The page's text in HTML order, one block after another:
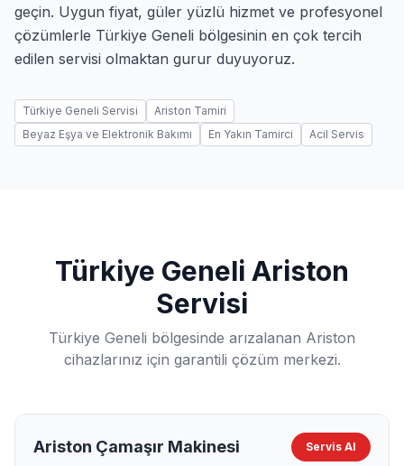
geçin. Uygun fiyat, güler yüzlü hizmet ve profesyonel
çözümlerle Türkiye Geneli bölgesinin en çok tercih
edilen servisi olmaktan gurur duyuyoruz.
Türkiye Geneli Servisi
Ariston Tamiri
Beyaz Eşya ve Elektronik Bakımı
En Yakın Tamirci Acil Servis
Türkiye Geneli Ariston
Servisi
Türkiye Geneli bölgesinde arızalanan Ariston
cihazlarınız için garantili çözüm merkezi.
Ariston Çamaşır Makinesi Servis Al